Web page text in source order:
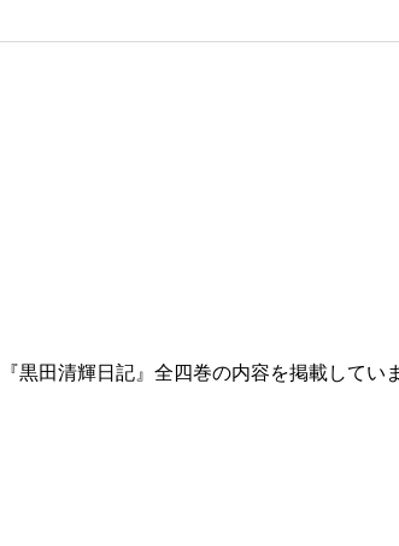
黒田清輝日記』全四巻の内容を掲載して